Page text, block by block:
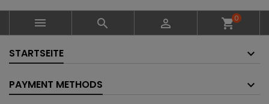
   shopping_cart0
STARTSEITE
PAYMENT METHODS